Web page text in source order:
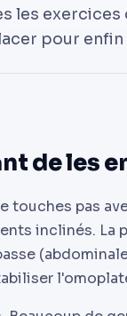
les exercices
pour
de les
pas
inclinés. La